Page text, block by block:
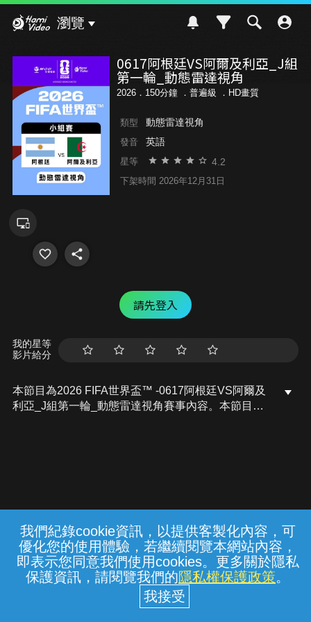
我們紀錄cookie資訊，以提供客製化內容，可
優化您的使用體驗，若繼續閱覽本網站內容，
即表示您同意我們使用cookies。更多關於隱私
保護資訊，請閱覽我們的隱私權保護政策。
瀏覽
0617阿根廷VS阿爾及利亞_J組
第一輪_動態雷達視角
2026．150分鐘 ． 普遍級 ．HD畫質
類型 動態雷達視角
發音 英語
星等 4.2
下架時間 2026年12月31日
請先登入
我的星等
影片給分
本節目為2026 FIFA世界盃™ -0617阿根廷VS阿爾及
利亞_J組第一輪_動態雷達視角賽事內容。本節目無
常見問題 線上客服 服務條款 隱私權保護
中華電信股份有限公司個人家庭分公司
(統一編號：96979949) © 2026
{{notifyMsg}}